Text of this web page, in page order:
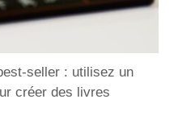
seller : utilisez un
créer des livres